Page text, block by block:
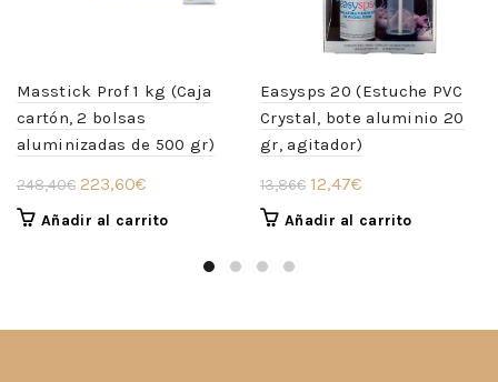
Masstick Prof 1 kg (Caja
cartón, 2 bolsas
aluminizadas de 500 gr)
248,40€ El
precio
223,60€
precio
Añadir al carrito
Easysps 20 (Estuche PVC
Crystal, bote aluminio 20
gr, agitador)
13,86€ El
precio
12,47€
precio
Añadir al carrito